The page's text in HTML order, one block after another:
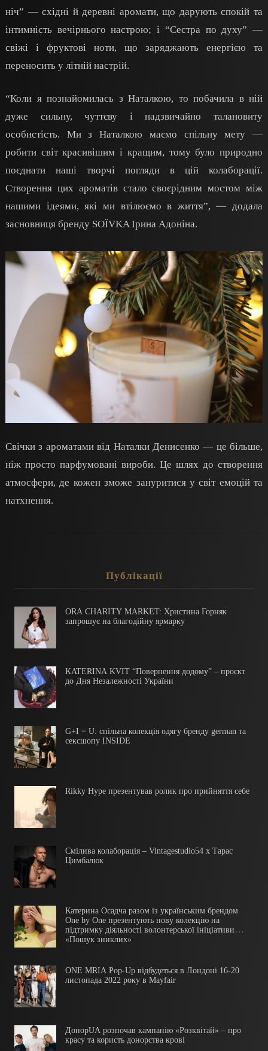
ніч” — східні й деревні аромати, що дарують спокій та
інтимність вечірнього настрою; і “Сестра по духу” —
свіжі і фруктові ноти, що заряджають енергією та
переносить у літній настрій.
“Коли я познайомилась з Наталкою, то побачила в ній
дуже сильну, чуттєву і надзвичайно талановиту
особистість. Ми з Наталкою маємо спільну мету —
робити світ красивішим і кращим, тому було природно
поєднати наші творчі погляди в цій колаборації.
Створення цих ароматів стало своєрідним мостом між
нашими ідеями, які ми втілюємо в життя”, — додала
засновниця бренду SOЇVKA Ірина Адоніна.
Свічки з ароматами від Наталки Денисенко — це більше,
ніж просто парфумовані вироби. Це шлях до створення
атмосфери, де кожен зможе зануритися у світ емоцій та
натхнення.
Публікації
ORA CHARITY MARKET: Христина Горняк
запрошує на благодійну ярмарку
KATERINA KVIT “Повернення додому” – проєкт
до Дня Незалежності України
G+I = U: спільна колекція одягу бренду german та
сексшопу INSIDE
Rikky Hype презентував ролик про прийняття себе
Смілива колаборація – Vintagestudio54 x Тарас
Цимбалюк
Катерина Осадча разом із українським брендом
One by One презентують нову колекцію на
підтримку діяльності волонтерської ініціативи
«Пошук зниклих»
ONE MRIA Pop-Up відбудеться в Лондоні 16-20
листопада 2022 року в Mayfair
ДонорUA розпочав кампанію «Розквітай» – про
красу та користь донорства крові